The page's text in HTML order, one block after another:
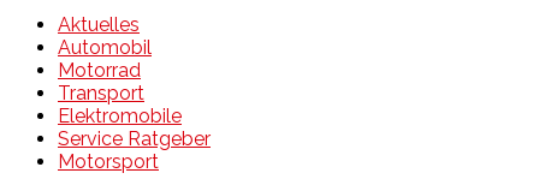
Aktuelles
Automobil
Motorrad
Transport
Elektromobile
Service Ratgeber
Motorsport